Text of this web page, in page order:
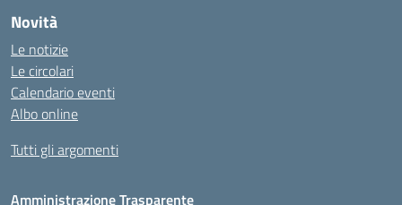
Novità
Le notizie
Le circolari
Calendario eventi
Albo online
Tutti gli argomenti
Amministrazione Trasparente